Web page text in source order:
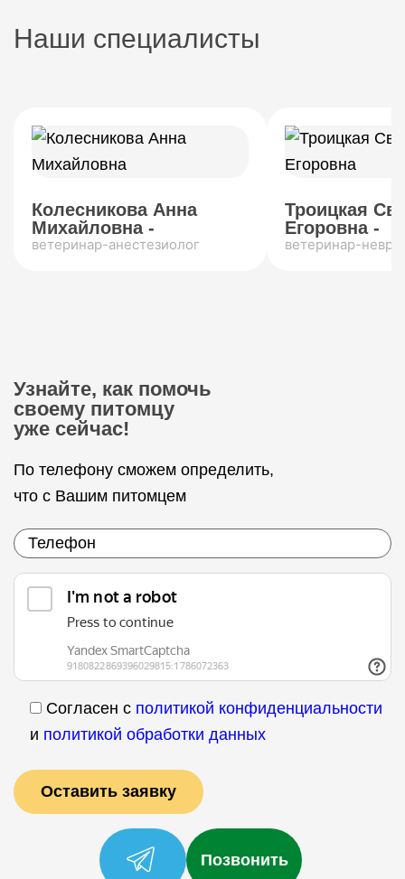
Наши специалисты
Колесникова Анна
Михайловна -
ветеринар-анестезиолог
Троицкая
Егоровна -
ветеринар-
Узнайте, как помочь
своему питомцу
уже сейчас!
По телефону сможем определить,
что с Вашим питомцем
Согласен с политикой конфиденциальности
и политикой обработки данных
Позвонить